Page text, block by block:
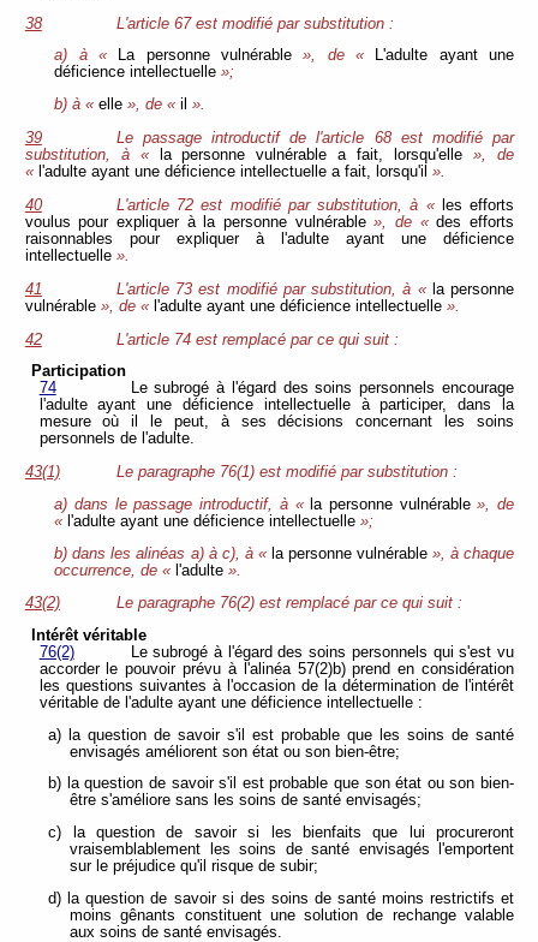
38
L'article 67 est modifié par substitution :
a) à «
La personne vulnérable», de « L'adulte ayant une
déficience intellectuelle»;
b) à « elle», de « il».
39
Le passage introductif de l'article 68 est modifié par
substitution, à «
la personne vulnérable a fait, lorsqu'elle », de
« l'adulte ayant une déficience intellectuelle a fait, lorsqu'il ».
40
L'article 72 est modifié par substitution, à «
les efforts
voulus pour expliquer à la personne vulnérable», de «des efforts
raisonnables pour expliquer à l'adulte ayant une déficience
intellectuelle ».
41
L'article 73 est modifié par substitution, à « la personne
vulnérable», de « l'adulte ayant une déficience intellectuelle».
42
L'article 74 est remplacé par ce qui suit :
Participation
74
Le subrogé à l'égard des soins personnels encourage
l'adulte ayant une déficience intellectuelle à participer, dans la
mesure où il le peut, à ses décisions concernant les soins
personnels de l'adulte.
43(1)
Le paragraphe 76(1) est modifié par substitution :
a) dans le passage introductif, à « la personne vulnérable», de
« l'adulte ayant une déficience intellectuelle »;
b) dans les alinéas a) à c), à « la personne vulnérable », à chaque
occurrence, de « l'adulte ».
43(2)
Le paragraphe 76(2) est remplacé par ce qui suit :
Intérêt véritable
76(2)
Le subrogé à l'égard des soins personnels qui s'est vu
accorder le pouvoir prévu à l'alinéa 57(2)b) prend en considération
les questions suivantes à l'occasion de la détermination de l'intérêt
véritable de l'adulte ayant une déficience intellectuelle :
a) la question de savoir s'il est probable que les soins de santé
envisagés améliorent son état ou son bien-être;
b) la question de savoir s'il est probable que son état ou son bien-
être s'améliore sans les soins de santé envisagés;
c) la question de savoir si les bienfaits que lui procureront
vraisemblablement les soins de santé envisagés l'emportent
sur le préjudice qu'il risque de subir;
d) la question de savoir si des soins de santé moins restrictifs et
moins gênants constituent une solution de rechange valable
aux soins de santé envisagés.